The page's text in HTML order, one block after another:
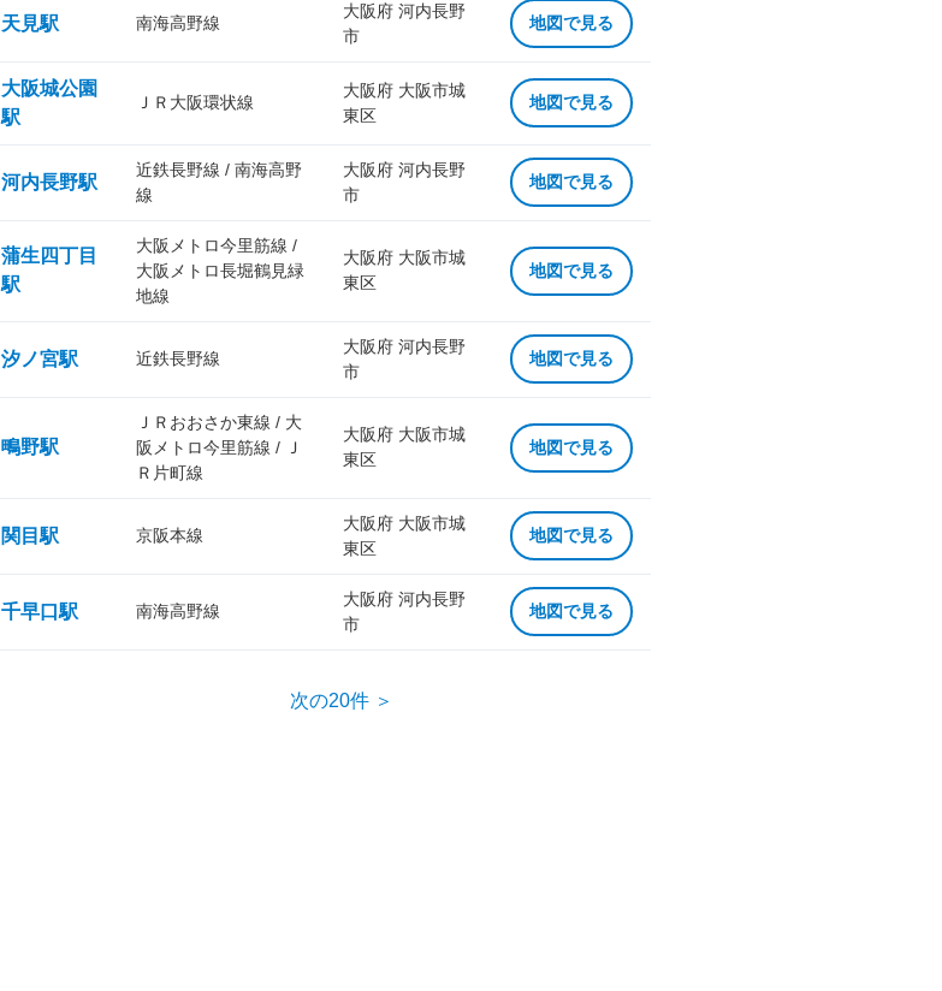
天見駅 南海高野線
大阪府 河内長野
市
地図で見る
大阪城公園
駅
ＪＲ大阪環状線
大阪府 大阪市城
東区
地図で見る
河内長野駅
近鉄長野線 / 南海高野
線
大阪府 河内長野
市
地図で見る
蒲生四丁目
駅
大阪メトロ今里筋線 /
大阪メトロ長堀鶴見緑
地線
大阪府 大阪市城
東区
地図で見る
汐ノ宮駅 近鉄長野線
大阪府 河内長野
市
地図で見る
鴫野駅
ＪＲおおさか東線 / 大
阪メトロ今里筋線 / Ｊ
Ｒ片町線
大阪府 大阪市城
東区
地図で見る
関目駅 京阪本線
大阪府 大阪市城
東区
地図で見る
千早口駅 南海高野線
大阪府 河内長野
市
地図で見る
次の20件 ＞